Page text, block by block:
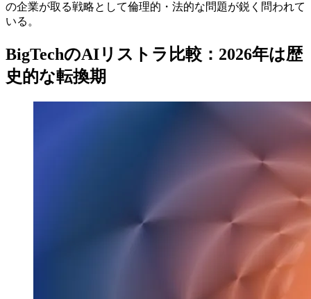
の企業が取る戦略として倫理的・法的な問題が鋭く問われて
いる。
BigTechのAIリストラ比較：2026年は歴
史的な転換期